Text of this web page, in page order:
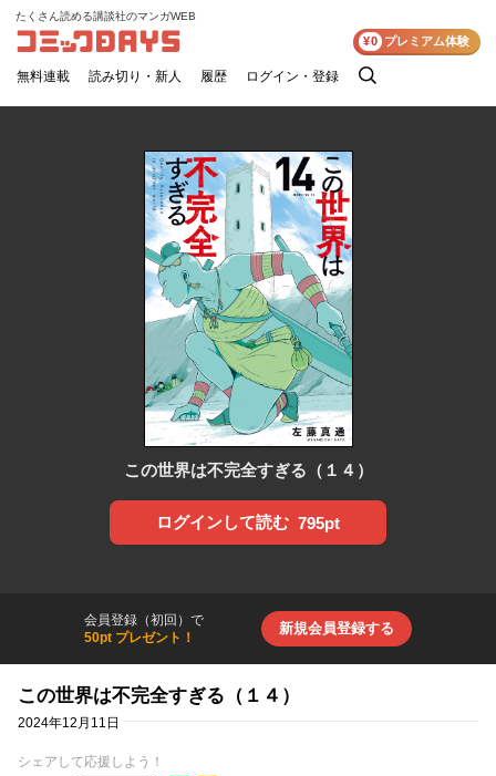
コミックDAYS
たくさん読める講談社のマンガWEB
無料連載 読み切り・新人 履歴 ログイン・登録
検
¥0 プレミアム体験
この世界は不完全すぎる（１４）
ログインして読む 795pt
会員登録（初回）で
50pt プレゼント！
新規会員登録する
この世界は不完全すぎる（１４）
2024年12月11日
シェアして応援しよう！